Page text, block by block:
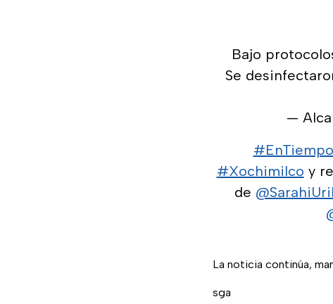
Bajo
Se
—
#Xochimilco y
de
La noticia continúa,
sga